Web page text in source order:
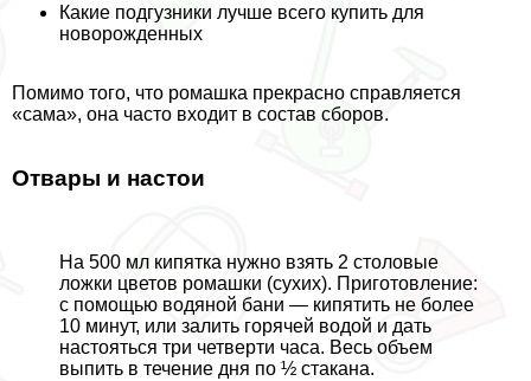
Какие подгузники лучше всего купить для
новорожденных
Помимо того, что ромашка прекрасно справляется
«сама», она часто входит в состав сборов.
Отвары и настои
На 500 мл кипятка нужно взять 2 столовые
ложки цветов ромашки (сухих). Приготовление:
с помощью водяной бани — кипятить не более
10 минут, или залить горячей водой и дать
настояться три четверти часа. Весь объем
выпить в течение дня по ½ стакана.